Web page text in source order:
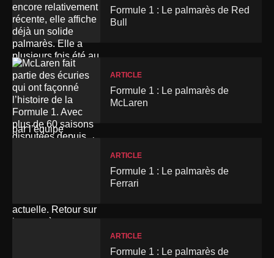
Formule 1 : Le palmarès de Red
Bull
ARTICLE
Formule 1 : Le palmarès de
McLaren
ARTICLE
Formule 1 : Le palmarès de
Ferrari
ARTICLE
Formule 1 : Le palmarès de